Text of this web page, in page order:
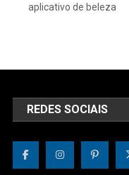
aplicativo de beleza
REDES SOCIAIS